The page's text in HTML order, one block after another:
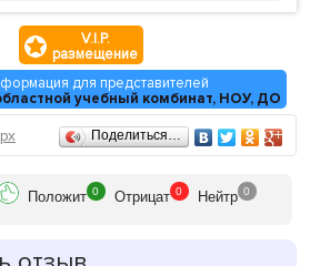
V.I.P.
размещение
для представителей
учебный комбинат, НОУ, ДО
Поделиться…
Положит 0 Отрицат 0 Нейтр 0